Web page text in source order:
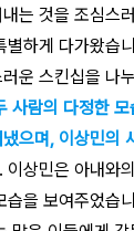
는 것을 조심스
별하게 다가왔습
운 스킨십을 나
사람의 다정한
으며, 이상민의
. 이상민은 아내와
습을 보여주었습